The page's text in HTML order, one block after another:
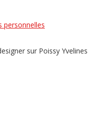
personnelles
sur Poissy Yvelines